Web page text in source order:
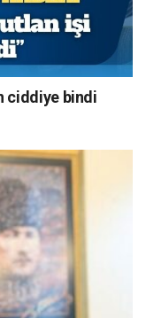
ciddiye bindi